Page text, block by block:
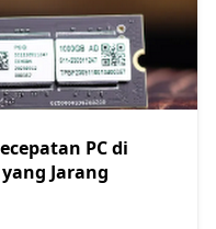
PC di
Jarang